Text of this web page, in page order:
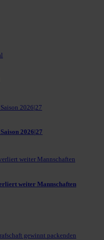
2026|27
weiter Mannschaften
gewinnt packenden